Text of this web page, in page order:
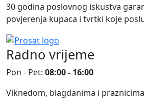
30 godina poslovnog iskustva
povjerenja kupaca i tvrtki koje
Radno vrijeme
Pon - Pet: 08:00 - 16:00
Viknedom, blagdanima i